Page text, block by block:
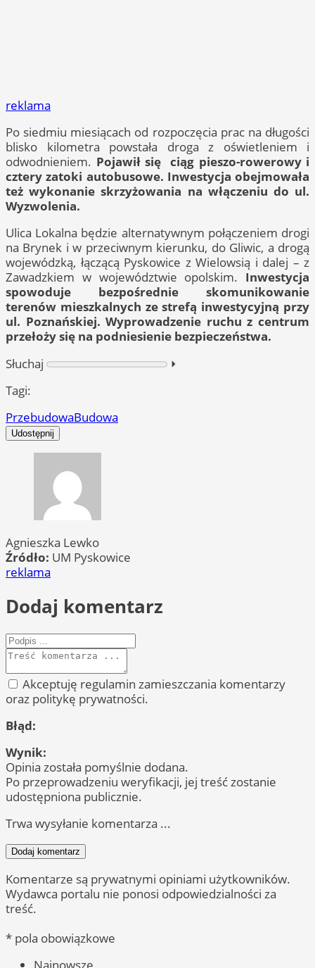
reklama
Po siedmiu miesiącach od rozpoczęcia prac na długości
blisko kilometra powstała droga z oświetleniem i
odwodnieniem. Pojawił się ciąg pieszo-rowerowy i
cztery zatoki autobusowe. Inwestycja obejmowała
też wykonanie skrzyżowania na włączeniu do ul.
Wyzwolenia.
Ulica Lokalna będzie alternatywnym połączeniem drogi
na Brynek i w przeciwnym kierunku, do Gliwic, a drogą
wojewódzką, łączącą Pyskowice z Wielowsią i dalej – z
Zawadzkiem w województwie opolskim. Inwestycja
spowoduje bezpośrednie skomunikowanie
terenów mieszkalnych ze strefą inwestycyjną przy
ul. Poznańskiej. Wyprowadzenie ruchu z centrum
przełoży się na podniesienie bezpieczeństwa.
Słuchaj
⏵︎
Tagi:
PrzebudowaBudowa
Udostępnij
Agnieszka Lewko
Źródło: UM Pyskowice
reklama
Dodaj komentarz
Akceptuję regulamin zamieszczania komentarzy
oraz politykę prywatności.
Błąd:
Wynik:
Opinia została pomyślnie dodana.
Po przeprowadzeniu weryfikacji, jej treść zostanie
udostępniona publicznie.
Trwa wysyłanie komentarza ...
Dodaj komentarz
Komentarze są prywatnymi opiniami użytkowników.
Wydawca portalu nie ponosi odpowiedzialności za
treść.
* pola obowiązkowe
Najnowsze